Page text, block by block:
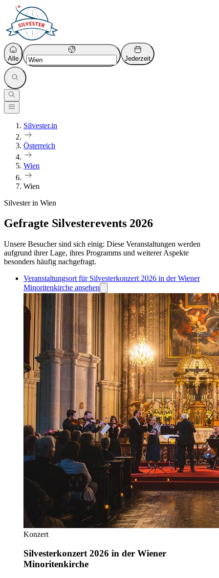
Alle Jederzeit
Silvester.in
Österreich
Wien
Wien
Silvester in Wien
Gefragte Silvesterevents 2026
Unsere Besucher sind sich einig: Diese Veranstaltungen werden
aufgrund ihrer Lage, ihres Programms und weiterer Aspekte
besonders häufig nachgefragt.
Veranstaltungsort für Silvesterkonzert 2026 in der Wiener
Minoritenkirche ansehen
Konzert
Silvesterkonzert 2026 in der Wiener
Minoritenkirche